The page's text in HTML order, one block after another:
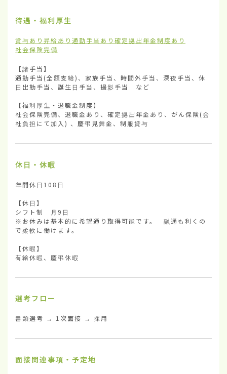
待遇・福利厚生
賞与あり 昇給あり 通勤手当あり 確定拠出年金制度あり
社会保険完備
【諸手当】
通勤手当(全額支給)、家族手当、時間外手当、深夜手当、休
日出勤手当、誕生日手当、撮影手当　など
【福利厚生・退職金制度】
社会保険完備、退職金あり、確定拠出年金あり、がん保険(会
社負担にて加入) 、慶弔見舞金、制服貸与
休日・休暇
年間休日108日
【休日】
シフト制　月9日
※お休みは基本的に希望通り取得可能です。　融通も利くの
で柔軟に働けます。
【休暇】
有給休暇、慶弔休暇
選考フロー
書類選考 → 1次面接 → 採用
面接関連事項・予定地